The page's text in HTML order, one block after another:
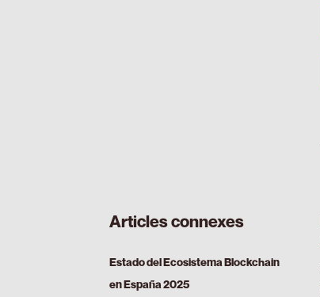
Articles connexes
Estado del Ecosistema Blockchain
en España 2025